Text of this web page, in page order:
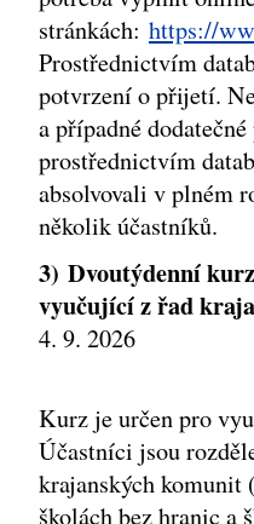
stránkách: https://
Prostřednictvím
potvrzení o přijetí.
a případné
prostřednictvím
absolvovali v plném
několik účastníků.
3) Dvoutýdenní
vyučující z řad
4. 9. 2026
Kurz je určen pro
Účastníci jsou
krajanských komunit
školách bez hranic a